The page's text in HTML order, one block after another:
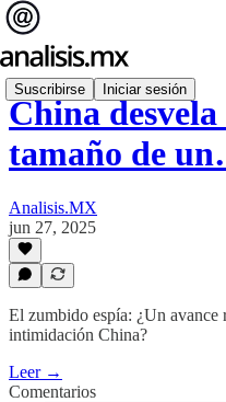
Suscribirse Iniciar sesión
China
tamaño de
Analisis.MX
jun 27, 2025
El zumbido espía: ¿Un avance
intimidación China?
Leer →
Comentarios